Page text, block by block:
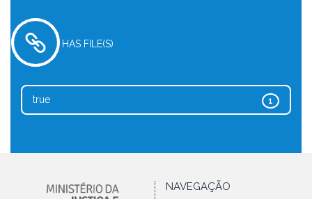
HAS FILE(S)
1
true
NAVEGAÇÃO